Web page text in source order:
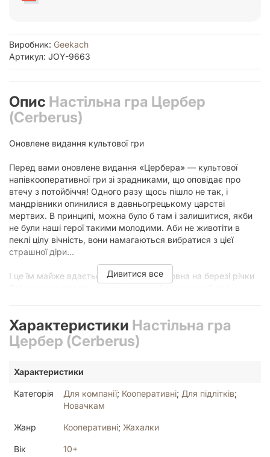
Виробник: Geekach
Артикул: JOY-9663
Опис Настільна гра Цербер
(Cerberus)
Оновлене видання культової гри
Перед вами оновлене видання «Цербера» — культової
напівкооперативної гри зі зрадниками, що оповідає про
втечу з потойбіччя! Одного разу щось пішло не так, і
мандрівники опинилися в давньогрецькому царстві
мертвих. В принципі, можна було б там і залишитися, якби
не були наші герої такими молодими. Аби не животіти в
пеклі цілу вічність, вони намагаються вибратися з цієї
страшної діри...
І це їм майже вдається. До рятівного човна на березі річки
отруйною слиною...
Цербер гра: втеча з царства мертвих
Перше видання настільної гри «Cerberus» було розроблене
«Qin: The Warring States» і співавтором низки ігор у серії
«Картавентура». Гра «Цербер» отримала чудові відгуки. Це
друзів.
Дивитися все
Характеристики Настільна гра
Цербер (Cerberus)
Характеристики
Категорія Для компанії; Кооперативні; Для підлітків;
Новачкам
Жанр Кооперативні; Жахалки
Вік 10+